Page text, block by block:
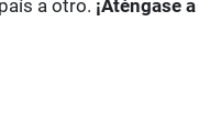
a otro. ¡Aténgase a